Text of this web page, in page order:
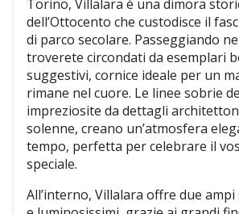
Torino, Villalara è una dimora
dell’Ottocento che custodisce il
di parco secolare. Passeggiando
troverete circondati da esemplari
suggestivi, cornice ideale per un
rimane nel cuore. Le linee sobrie
impreziosite da dettagli
solenne, creano un’atmosfera
tempo, perfetta per celebrare il
speciale.
All’interno, Villalara offre due